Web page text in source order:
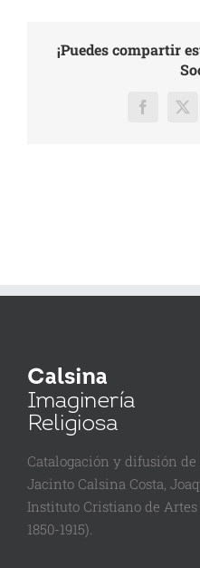
¡Puedes compartir
Facebook
X
Catalogación y difusión
Jacinto Calsina Costa,
Instituto Cristiano de
1850-1915).